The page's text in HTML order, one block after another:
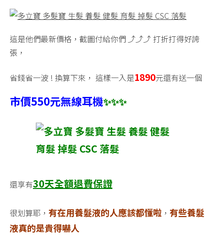
這是他們最新價格，截圖付給你們 ⤴️⤴️⤴️ 打折打得好誇
張，
省錢省一波 ! 換算下來， 這樣一入是1890元還有送一個
市價550元無線耳機✨✨✨
還享有30天全額退費保證
很划算耶， 有在用養髮液的人應該都懂啦 ， 有些養髮
液真的是貴得嚇人